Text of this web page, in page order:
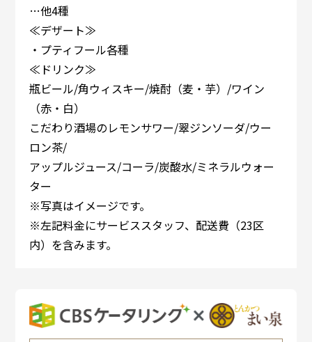
…他4種
≪デザート≫
・プティフール各種
≪ドリンク≫
瓶ビール/角ウィスキー/焼酎（麦・芋）/ワイン
（赤・白）
こだわり酒場のレモンサワー/翠ジンソーダ/ウー
ロン茶/
アップルジュース/コーラ/炭酸水/ミネラルウォー
ター
※写真はイメージです。
※左記料金にサービススタッフ、配送費（23区
内）を含みます。